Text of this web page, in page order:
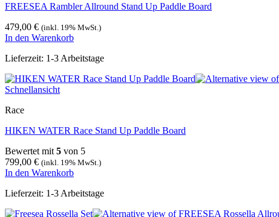
FREESEA Rambler Allround Stand Up Paddle Board
479,00 € (inkl. 19% MwSt.)
In den Warenkorb
Lieferzeit: 1-3 Arbeitstage
Schnellansicht
Race
HIKEN WATER Race Stand Up Paddle Board
Bewertet mit 5 von 5
799,00 € (inkl. 19% MwSt.)
In den Warenkorb
Lieferzeit: 1-3 Arbeitstage